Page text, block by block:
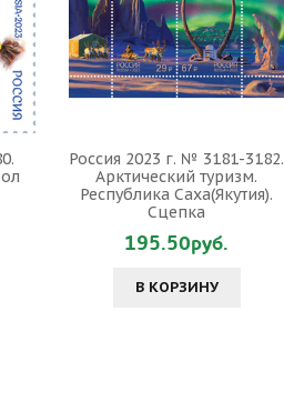
Россия 2023 г. № 3181-3182.
Арктический туризм.
Республика Саха(Якутия).
Сцепка
195.50руб.
В КОРЗИНУ